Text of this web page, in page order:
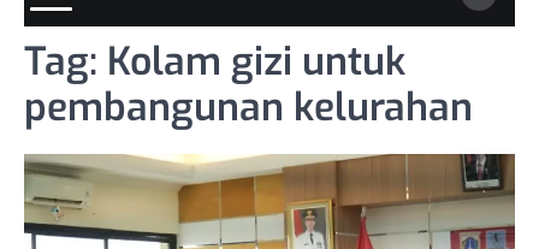
Tag: Kolam gizi untuk
pembangunan kelurahan